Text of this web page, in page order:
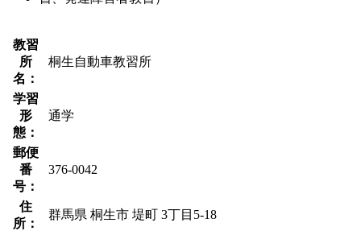
教習
所
名：
桐生自動車教習所
学習
形
態：
通学
郵便
番
号：
376-0042
住
所：
群馬県 桐生市 堤町 3丁目5-18